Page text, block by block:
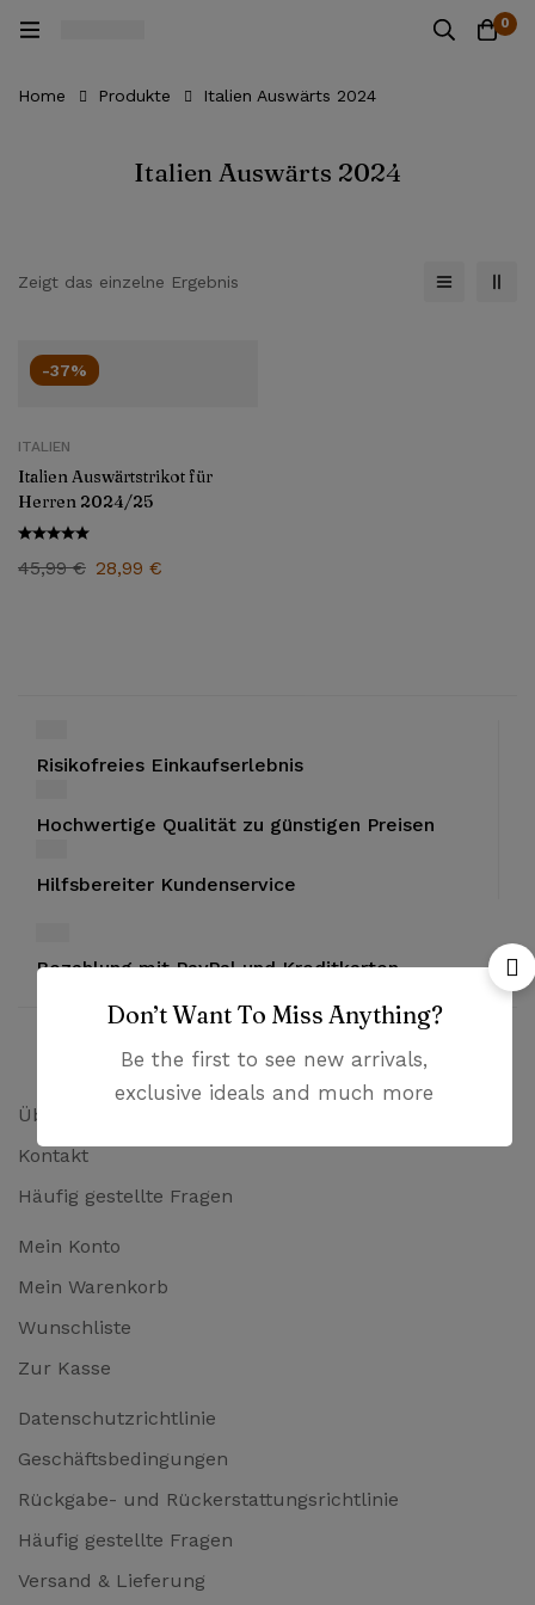
0
Home Produkte Italien Auswärts 2024
Italien Auswärts 2024
Zeigt das einzelne Ergebnis
-37%
ITALIEN
Italien Auswärtstrikot für
Herren 2024/25
45,99€ 28,99 €
Risikofreies Einkaufserlebnis
Hochwertige Qualität zu günstigen Preisen
Hilfsbereiter Kundenservice
Bezahlung mit PayPal und Kreditkarten
Über uns
Kontakt
Häufig gestellte Fragen
Mein Konto
Mein Warenkorb
Wunschliste
Zur Kasse
Datenschutzrichtlinie
Geschäftsbedingungen
Rückgabe- und Rückerstattungsrichtlinie
Häufig gestellte Fragen
Versand & Lieferung
Don’t Want To Miss Anything?
Be the first to see new arrivals,
exclusive ideals and much more